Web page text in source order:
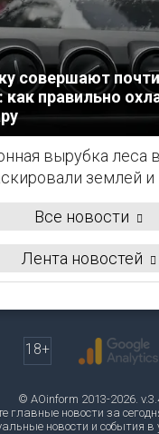
совершают
как правильно
вырубка леса
землей
Все новости
Лента новостей
18+
© AOinform 2013-2026.
главные новости за
новости и события в